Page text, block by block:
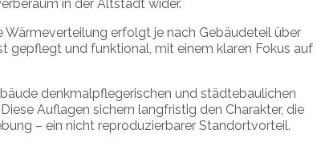
in der Altstadt wider.
erfolgt je nach Gebäudeteil über
gepflegt und funktional, mit einem klaren Fokus auf
denkmalpflegerischen und städtebaulichen
Auflagen sichern langfristig den Charakter, die
– ein nicht reproduzierbarer Standortvorteil.